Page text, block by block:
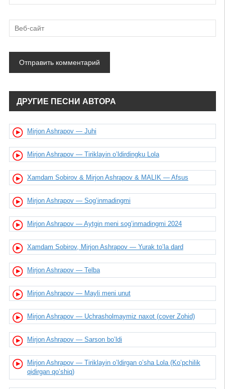
ДРУГИЕ ПЕСНИ АВТОРА
Mirjon Ashrapov — Juhi
Mirjon Ashrapov — Tiriklayin o’ldirdingku Lola
Xamdam Sobirov & Mirjon Ashrapov & MALIK — Afsus
Mirjon Ashrapov — Sog’inmadingmi
Mirjon Ashrapov — Aytgin meni sog’inmadingmi 2024
Xamdam Sobirov, Mirjon Ashrapov — Yurak to’la dard
Mirjon Ashrapov — Telba
Mirjon Ashrapov — Mayli meni unut
Mirjon Ashrapov — Uchrasholmaymiz naxot (cover Zohid)
Mirjon Ashrapov — Sarson bo’ldi
Mirjon Ashrapov — Tiriklayin o’ldirgan o’sha Lola (Ko’pchilik
qidirgan qo’shiq)